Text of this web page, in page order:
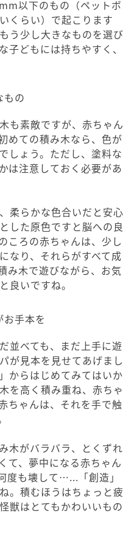
以下のもの（ペットボ
くらい）で起こります
う少し大きなものを選び
子どもには持ちやすく、
もの
も素敵ですが、赤ちゃん
めての積み木なら、色が
しょう。ただし、塗料な
は注意しておく必要があ
柔らかな色合いだと安心
した原色ですと脳への良
ころの赤ちゃんは、少し
なり、それらがすべて成
み木で遊びながら、お気
良いですね。
手本を
並べても、まだ上手に遊
が見本を見せてあげまし
からはじめてみてはいか
を高く積み重ね、赤ちゃ
ちゃんは、それを手で触
木がバラバラ、とくずれ
て、夢中になる赤ちゃん
度も壊して…...「創造」
。積むほうはちょっと疲
獣はとてもかわいいもの